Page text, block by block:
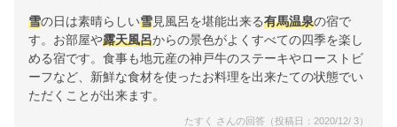
雪の日は素晴らしい雪見風呂を堪能出来る有馬温泉の宿で
す。お部屋や露天風呂からの景色がよくすべての四季を楽し
める宿です。食事も地元産の神戸牛のステーキやローストビ
ーフなど、新鮮な食材を使ったお料理を出来たての状態でい
ただくことが出来ます。
たすく さんの回答（投稿日：2020/12/ 3）